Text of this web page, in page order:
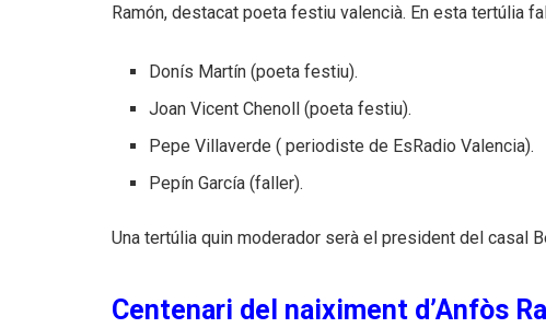
Ramón, destacat poeta festiu valencià. En esta tertúlia
Donís Martín (poeta festiu).
Joan Vicent Chenoll (poeta festiu).
Pepe Villaverde ( periodiste de EsRadio Valencia).
Pepín García (faller).
Una tertúlia quin moderador serà el president del casal
Centenari del naiximent d’Anfòs